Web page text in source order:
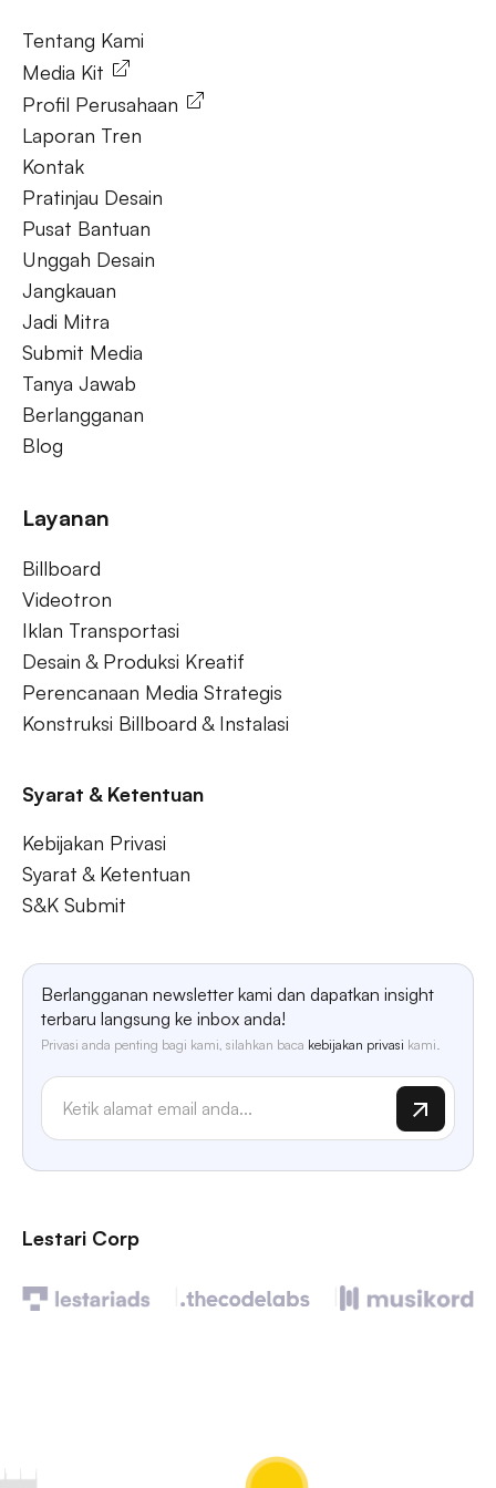
Tentang Kami
Media Kit
Profil Perusahaan
Laporan Tren
Kontak
Pratinjau Desain
Pusat Bantuan
Unggah Desain
Jangkauan
Jadi Mitra
Submit Media
Tanya Jawab
Berlangganan
Blog
Layanan
Billboard
Videotron
Iklan Transportasi
Desain & Produksi Kreatif
Perencanaan Media Strategis
Konstruksi Billboard & Instalasi
Syarat & Ketentuan
Kebijakan Privasi
Syarat & Ketentuan
S&K Submit
Berlangganan newsletter kami dan dapatkan insight
terbaru langsung ke inbox anda!
Privasi anda penting bagi kami, silahkan baca kebijakan privasi kami.
Lestari Corp